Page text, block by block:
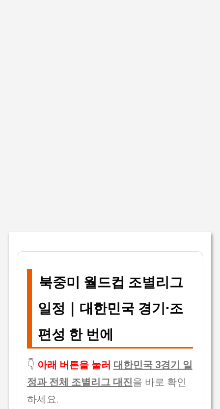
북중미 월드컵 조별리그
일정 | 대한민국 경기·조
편성 한 번에
👇 아래 버튼을 눌러 대한민국 3경기 일
정과 전체 조별리그 대진을 바로 확인
하세요.